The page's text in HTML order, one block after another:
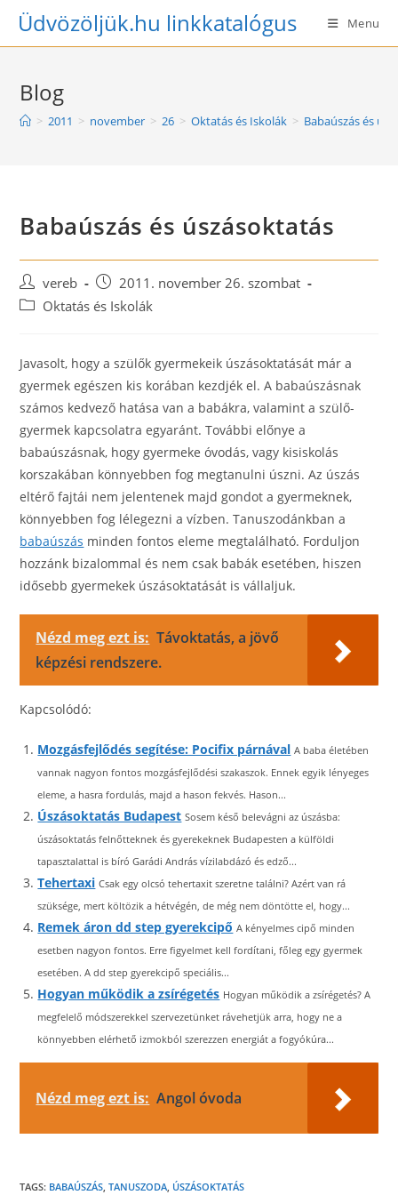
SkipÜdvözöljük.hu linkkatalógus Menu
Blog
> 2011 > november > 26 > Oktatás és Iskolák > Babaúszás és
Babaúszás és úszásoktatás
Post
author:
vereb
Post
published:
2011. november 26. szombat
PostOktatás és Iskolák
Javasolt, hogy a szülők gyermekeik úszásoktatását már a
gyermek egészen kis korában kezdjék el. A babaúszásnak
számos kedvező hatása van a babákra, valamint a szülő-
gyermek kapcsolatra egyaránt. További előnye a
babaúszásnak, hogy gyermeke óvodás, vagy kisiskolás
korszakában könnyebben fog megtanulni úszni. Az úszás
eltérő fajtái nem jelentenek majd gondot a gyermeknek,
könnyebben fog lélegezni a vízben. Tanuszodánkban a
babaúszás minden fontos eleme megtalálható. Forduljon
hozzánk bizalommal és nem csak babák esetében, hiszen
idősebb gyermekek úszásoktatását is vállaljuk.
Nézd meg ezt is: Távoktatás, a jövő
képzési rendszere.
Kapcsolódó:
Mozgásfejlődés segítése: Pocifix párnával A baba életében
vannak nagyon fontos mozgásfejlődési szakaszok. Ennek egyik lényeges
eleme, a hasra fordulás, majd a hason fekvés. Hason...
Úszásoktatás Budapest Sosem késő belevágni az úszásba:
úszásoktatás felnőtteknek és gyerekeknek Budapesten a külföldi
tapasztalattal is bíró Garádi András vízilabdázó és edző...
Tehertaxi Csak egy olcsó tehertaxit szeretne találni? Azért van rá
szüksége, mert költözik a hétvégén, de még nem döntötte el, hogy...
Remek áron dd step gyerekcipő A kényelmes cipő minden
esetben nagyon fontos. Erre figyelmet kell fordítani, főleg egy gyermek
esetében. A dd step gyerekcipő speciális...
Hogyan működik a zsírégetés Hogyan működik a zsírégetés? A
megfelelő módszerekkel szervezetünket rávehetjük arra, hogy ne a
könnyebben elérhető izmokból szerezzen energiát a fogyókúra...
Nézd meg ezt is: Angol óvoda
TAGS: BABAÚSZÁS, TANUSZODA, ÚSZÁSOKTATÁS